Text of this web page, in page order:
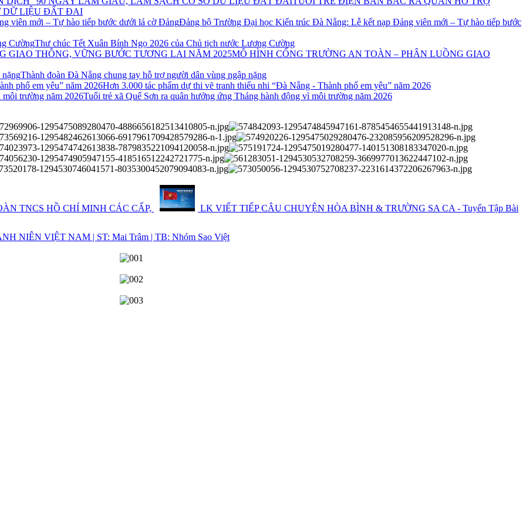
DỮ LIỆU ĐẤT ĐAI
Đảng bộ Trường Đại học Kiến trúc Đà Nẵng: Lễ kết nạp Đảng viên mới – Tự hào tiếp bước
Thư chúc Tết Xuân Bính Ngọ 2026 của Chủ tịch nước Lương Cường
MÔ HÌNH CỔNG TRƯỜNG AN TOÀN – PHÂN LUỒNG GIAO
Thành đoàn Đà Nẵng chung tay hỗ trợ người dân vùng ngập nặng
Hơn 3.000 tác phẩm dự thi vẽ tranh thiếu nhi “Đà Nẵng - Thành phố em yêu” năm 2026
Tuổi trẻ xã Quế Sơn ra quân hưởng ứng Tháng hành động vì môi trường năm 2026
TNCS HỒ CHÍ MINH CÁC CẤP, LK VIẾT TIẾP CÂU CHUYỆN HÒA BÌNH & TRƯỜNG SA CA - Tuyển Tập Bài
NIÊN VIỆT NAM | ST: Mai Trâm | TB: Nhóm Sao Việt